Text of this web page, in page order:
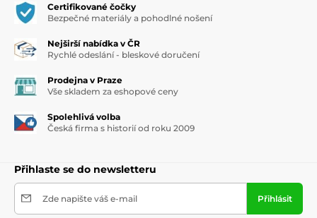
Certifikované čočky
Bezpečné materiály a pohodlné nošení
Nejširší nabídka v ČR
Rychlé odeslání - bleskové doručení
Prodejna v Praze
Vše skladem za eshopové ceny
Spolehlivá volba
Česká firma s historií od roku 2009
Přihlaste se do newsletteru
Zde napište váš e-mail Přihlásit